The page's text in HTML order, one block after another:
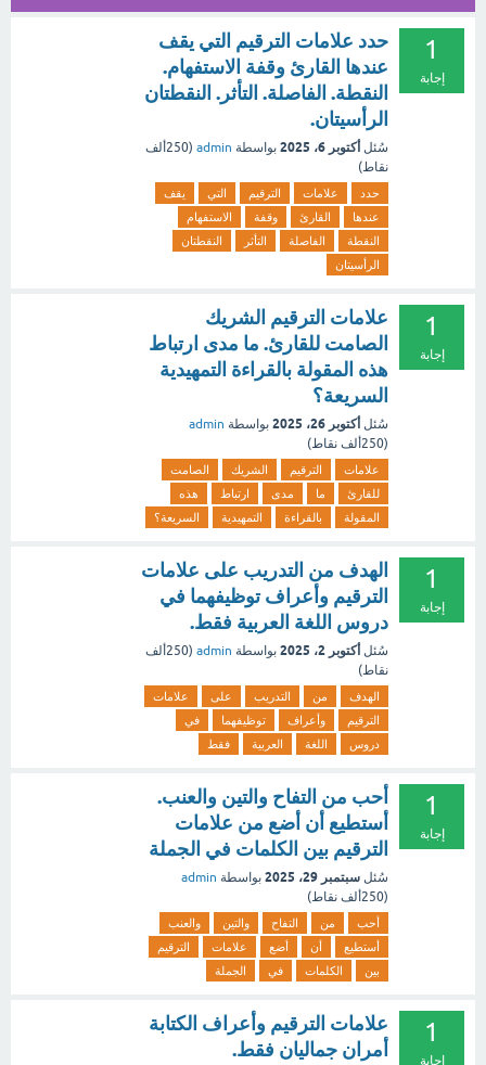
1
إجابة
حدد علامات الترقيم التي يقف
عندها القارئ وقفة الاستفهام.
النقطة. الفاصلة. التأثر. النقطتان
الرأسيتان.
سُئل أكتوبر 6، 2025 بواسطة admin
(250ألف
نقاط)
حدد علامات الترقيم التي
يقف
عندها
القارئ وقفة
الاستفهام
النقطة
الفاصلة التأثر
النقطتان
الرأسيتان
1
إجابة
علامات الترقيم الشريك
الصامت للقارئ. ما مدى ارتباط
هذه المقولة بالقراءة التمهيدية
السريعة؟
سُئل أكتوبر 26، 2025 بواسطة admin
(250ألف نقاط)
علامات الترقيم الشريك
الصامت
للقارئ
ما مدى ارتباط
هذه
المقولة
بالقراءة التمهيدية السريعة؟
1
إجابة
الهدف من التدريب على علامات
الترقيم وأعراف توظيفهما في
دروس اللغة العربية فقط.
سُئل أكتوبر 2، 2025 بواسطة admin
(250ألف
نقاط)
الهدف من التدريب على
علامات
الترقيم
وأعراف توظيفهما
في
دروس
اللغة العربية فقط
1
إجابة
أحب من التفاح والتين والعنب.
أستطيع أن أضع من علامات
الترقيم بين الكلمات في الجملة
سُئل سبتمبر 29، 2025 بواسطة admin
(250ألف نقاط)
أحب من التفاح والتين
والعنب
أستطيع
أن أضع علامات
الترقيم
بين
الكلمات في الجملة
1
إجابة
علامات الترقيم وأعراف الكتابة
أمران جماليان فقط.